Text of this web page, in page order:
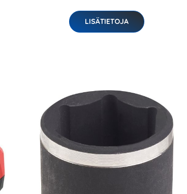
LISÄTIETOJA